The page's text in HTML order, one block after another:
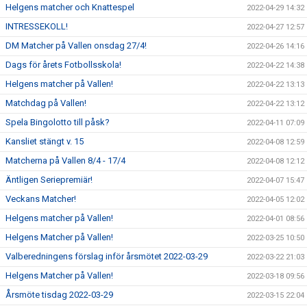
Helgens matcher och Knattespel 2022-04-29 14:32
INTRESSEKOLL! 2022-04-27 12:57
DM Matcher på Vallen onsdag 27/4! 2022-04-26 14:16
Dags för årets Fotbollsskola! 2022-04-22 14:38
Helgens matcher på Vallen! 2022-04-22 13:13
Matchdag på Vallen! 2022-04-22 13:12
Spela Bingolotto till påsk? 2022-04-11 07:09
Kansliet stängt v. 15 2022-04-08 12:59
Matcherna på Vallen 8/4 - 17/4 2022-04-08 12:12
Äntligen Seriepremiär! 2022-04-07 15:47
Veckans Matcher! 2022-04-05 12:02
Helgens matcher på Vallen! 2022-04-01 08:56
Helgens Matcher på Vallen! 2022-03-25 10:50
Valberedningens förslag inför årsmötet 2022-03-29 2022-03-22 21:03
Helgens Matcher på Vallen! 2022-03-18 09:56
Årsmöte tisdag 2022-03-29 2022-03-15 22:04